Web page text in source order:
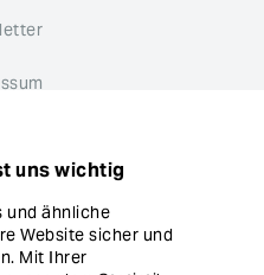
uns wichtig
und ähnliche
Website sicher und
Mit Ihrer